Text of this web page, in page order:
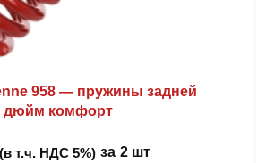
958 — пружины задней
дюйм комфорт
(в т.ч. НДС 5%) за 2 шт